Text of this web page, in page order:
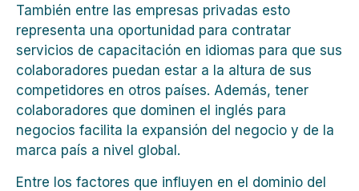
También entre las empresas privadas esto
representa una oportunidad para contratar
servicios de capacitación en idiomas para que sus
colaboradores puedan estar a la altura de sus
competidores en otros países. Además, tener
colaboradores que dominen el inglés para
negocios facilita la expansión del negocio y de la
marca país a nivel global.
Entre los factores que influyen en el dominio del